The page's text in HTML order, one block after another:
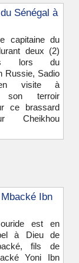
Sénégal à
capitaine du
deux (2)
lors du
Russie, Sadio
visite à
son terroir
ce brassard
Cheikhou
Ibn
est en
à Dieu de
fils de
Yoni Ibn